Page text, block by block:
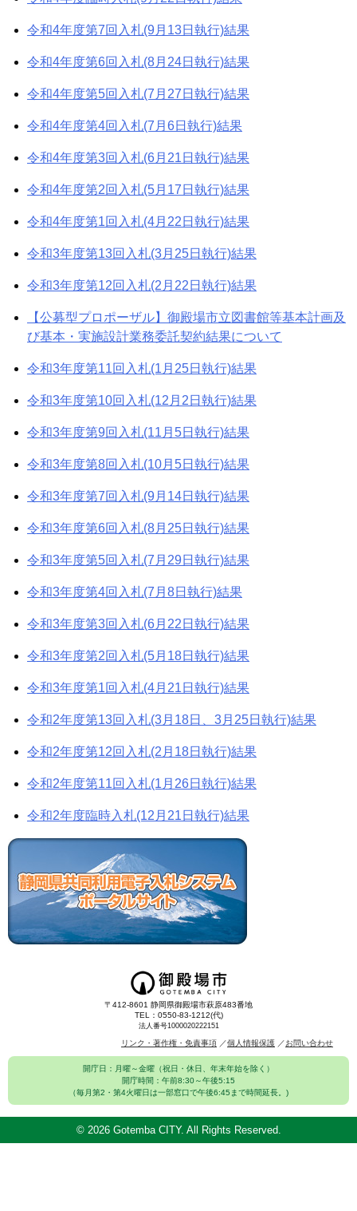
令和4年度第7回入札(9月13日執行)結果
令和4年度第6回入札(8月24日執行)結果
令和4年度第5回入札(7月27日執行)結果
令和4年度第4回入札(7月6日執行)結果
令和4年度第3回入札(6月21日執行)結果
令和4年度第2回入札(5月17日執行)結果
令和4年度第1回入札(4月22日執行)結果
令和3年度第13回入札(3月25日執行)結果
令和3年度第12回入札(2月22日執行)結果
【公募型プロポーザル】御殿場市立図書館等基本計画及
び基本・実施設計業務委託契約結果について
令和3年度第11回入札(1月25日執行)結果
令和3年度第10回入札(12月2日執行)結果
令和3年度第9回入札(11月5日執行)結果
令和3年度第8回入札(10月5日執行)結果
令和3年度第7回入札(9月14日執行)結果
令和3年度第6回入札(8月25日執行)結果
令和3年度第5回入札(7月29日執行)結果
令和3年度第4回入札(7月8日執行)結果
令和3年度第3回入札(6月22日執行)結果
令和3年度第2回入札(5月18日執行)結果
令和3年度第1回入札(4月21日執行)結果
令和2年度第13回入札(3月18日、3月25日執行)結果
令和2年度第12回入札(2月18日執行)結果
令和2年度第11回入札(1月26日執行)結果
令和2年度臨時入札(12月21日執行)結果
〒412-8601 静岡県御殿場市萩原483番地
TEL：0550-83-1212(代)
法人番号1000020222151
リンク・著作権・免責事項 個人情報保護 お問い合わせ
開庁日：月曜～金曜（祝日・休日、年末年始を除く）
開庁時間：午前8:30～午後5:15
（毎月第2・第4火曜日は一部窓口で午後6:45まで時間延長。)
© 2026 Gotemba CITY. All Rights Reserved.